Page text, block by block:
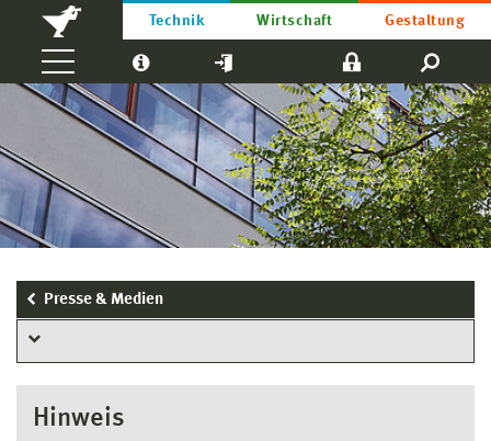
Technik Wirtschaft Gestaltung
Presse & Medien
Hinweis